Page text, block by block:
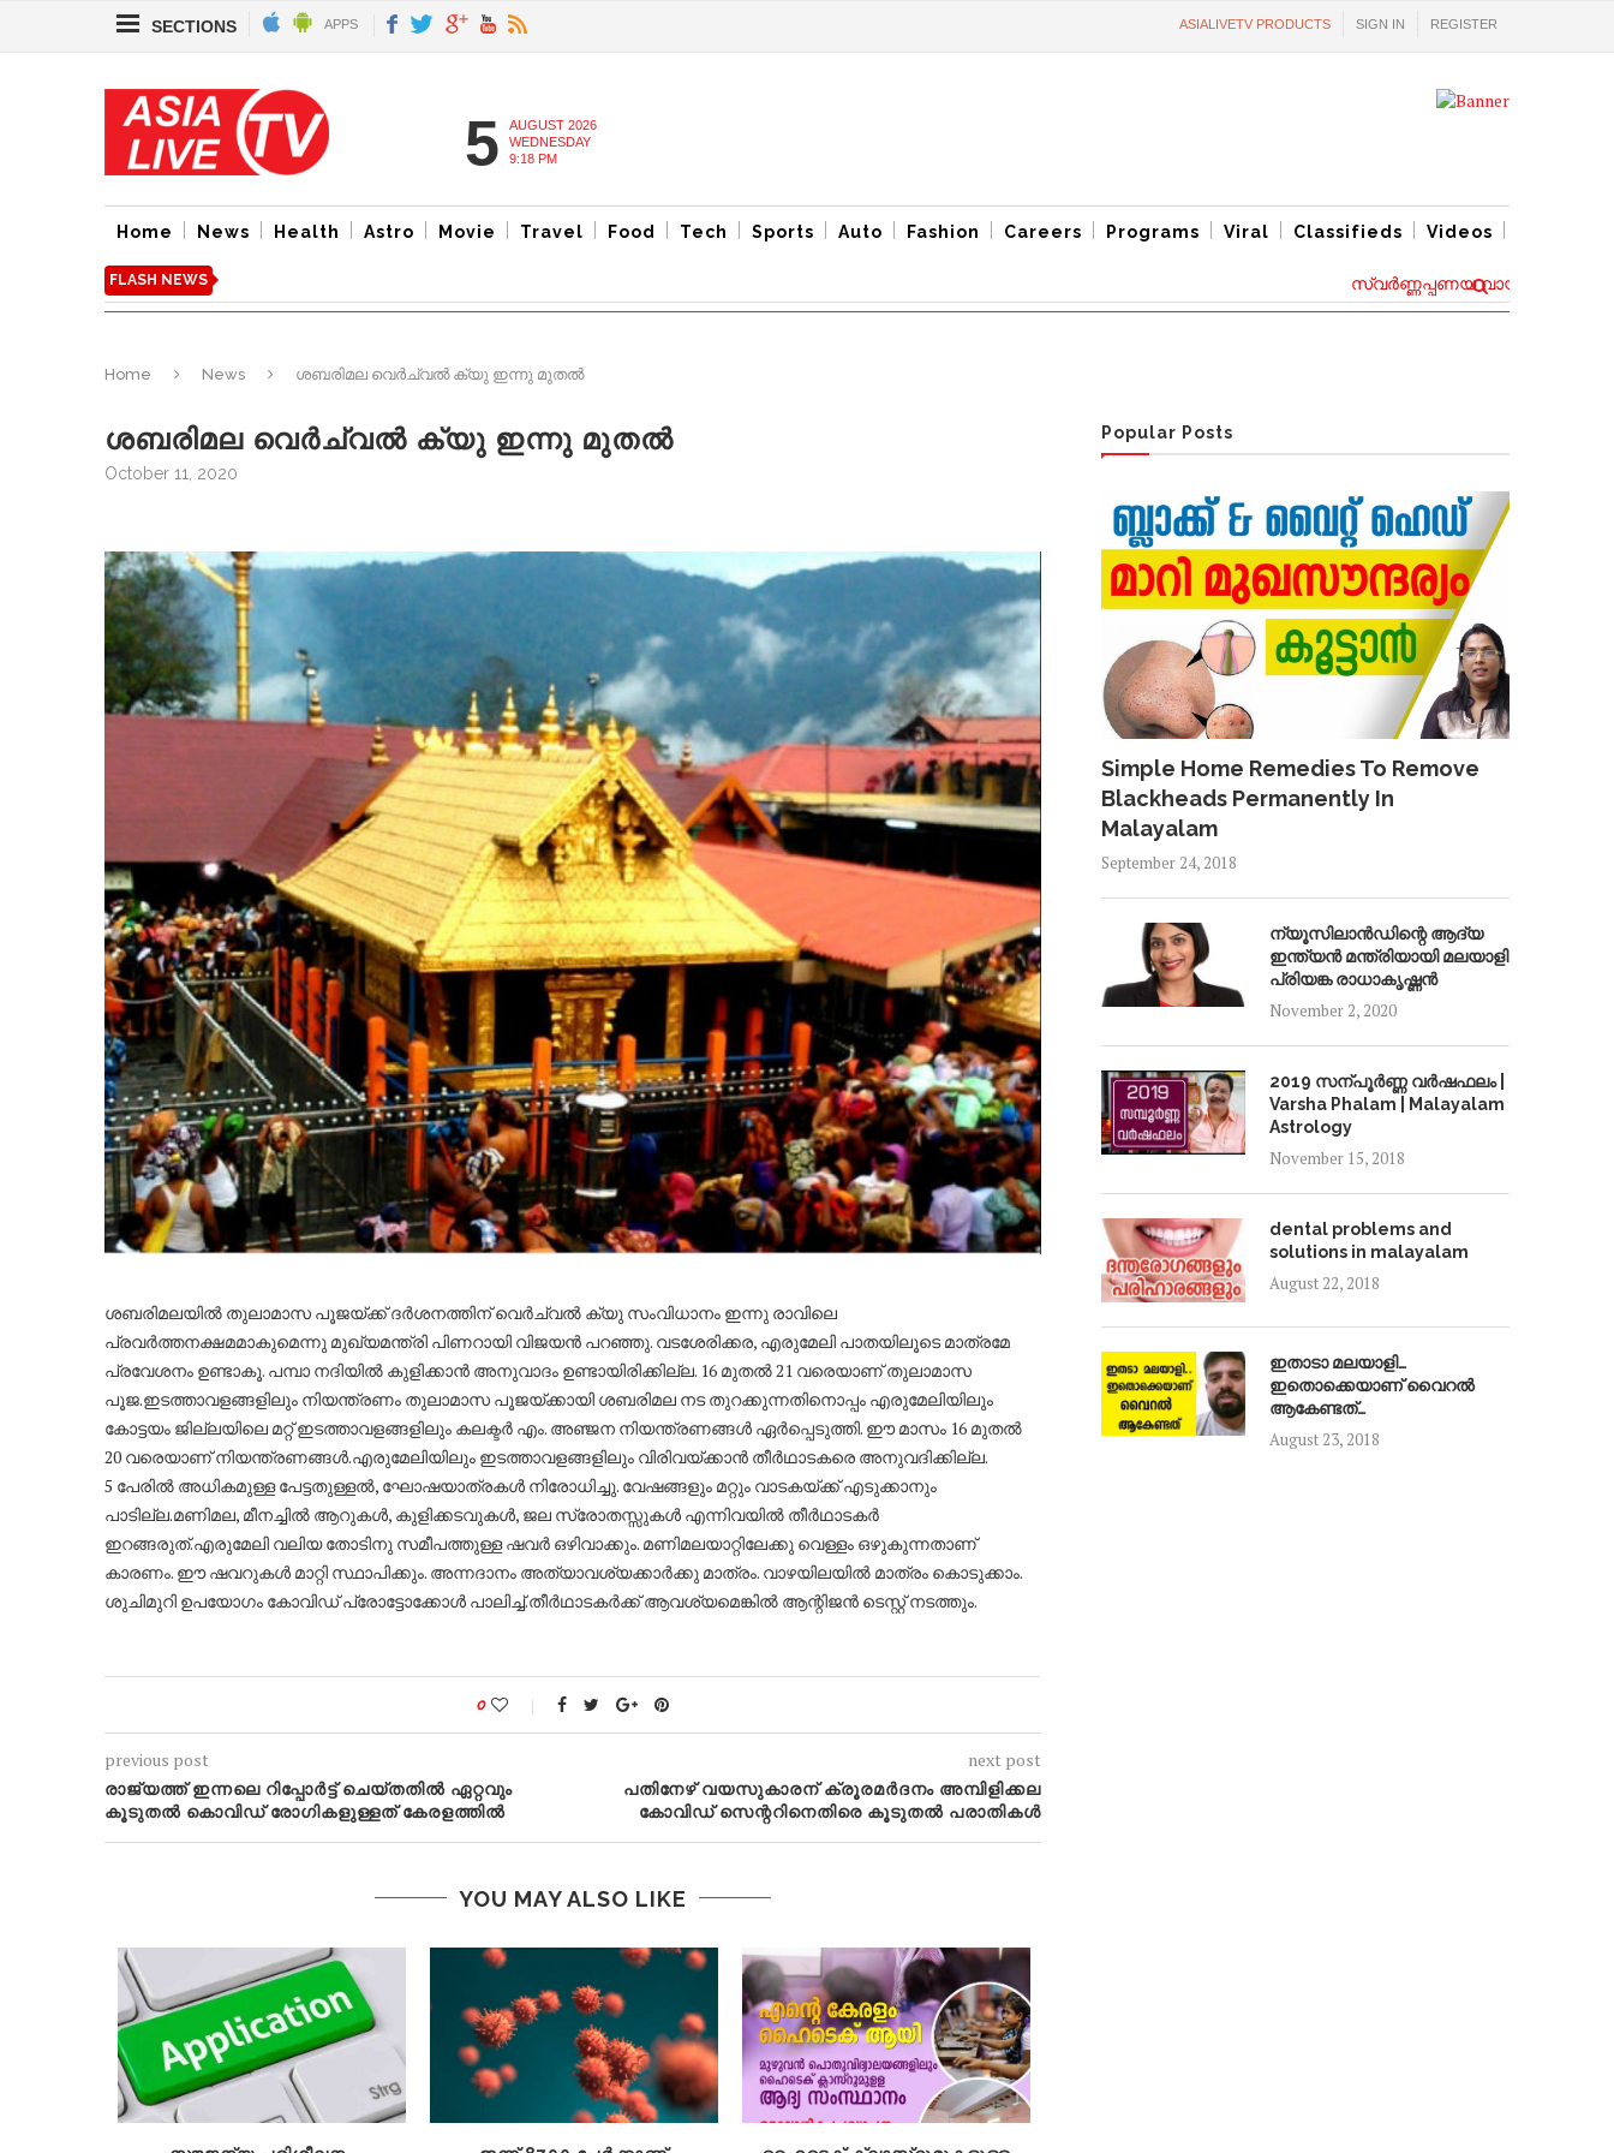
SECTIONS APPS ASIALIVETV PRODUCTS SIGN IN REGISTER
5
AUGUST 2026
WEDNESDAY
9:18 PM
Home News Health Astro Movie Travel Food Tech Sports Auto Fashion Careers Programs Viral Classifieds Videos
FLASH NEWS സ്വര്‍ണ്ണപ്പണയ വായ്പ്പകൾക്ക്
Home News ശബരിമല വെർച്വൽ ക്യു ഇന്നു മുതൽ
ശബരിമല വെർച്വൽ ക്യു ഇന്നു മുതൽ
October 11, 2020
ശബരിമലയിൽ തുലാമാസ പൂജയ്ക്ക് ദർശനത്തിന് വെർച്വൽ ക്യു സംവിധാനം ഇന്നു രാവിലെ
പ്രവർത്തനക്ഷമമാകുമെന്നു മുഖ്യമന്ത്രി പിണറായി വിജയൻ പറഞ്ഞു. വടശേരിക്കര, എരുമേലി പാതയിലൂടെ മാത്രമേ
പ്രവേശനം ഉണ്ടാകൂ. പമ്പാ നദിയിൽ കുളിക്കാൻ അനുവാദം ഉണ്ടായിരിക്കില്ല. 16 മുതൽ 21 വരെയാണ് തുലാമാസ
പൂജ.ഇടത്താവളങ്ങളിലും നിയന്ത്രണം തുലാമാസ പൂജയ്ക്കായി ശബരിമല നട തുറക്കുന്നതിനൊപ്പം എരുമേലിയിലും
കോട്ടയം ജില്ലയിലെ മറ്റ് ഇടത്താവളങ്ങളിലും കലക്ടർ എം. അഞ്ജന നിയന്ത്രണങ്ങൾ ഏർപ്പെടുത്തി. ഈ മാസം 16 മുതൽ
20 വരെയാണ് നിയന്ത്രണങ്ങൾ.എരുമേലിയിലും ഇടത്താവളങ്ങളിലും വിരിവയ്ക്കാൻ തീർഥാടകരെ അനുവദിക്കില്ല.
5 പേരിൽ അധികമുള്ള പേട്ടതുള്ളൽ, ഘോഷയാത്രകൾ നിരോധിച്ചു. വേഷങ്ങളും മറ്റും വാടകയ്ക്ക് എടുക്കാനും
പാടില്ല.മണിമല, മീനച്ചിൽ ആറുകൾ, കുളിക്കടവുകൾ, ജല സ്രോതസ്സുകൾ എന്നിവയിൽ തീർഥാടകർ
ഇറങ്ങരുത്.എരുമേലി വലിയ തോടിനു സമീപത്തുള്ള ഷവർ ഒഴിവാക്കും. മണിമലയാറ്റിലേക്കു വെള്ളം ഒഴുകുന്നതാണ്
കാരണം. ഈ ഷവറുകൾ മാറ്റി സ്ഥാപിക്കും. അന്നദാനം അത്യാവശ്യക്കാർക്കു മാത്രം. വാഴയിലയിൽ മാത്രം കൊടുക്കാം.
ശുചിമുറി ഉപയോഗം കോവിഡ് പ്രോട്ടോക്കോൾ പാലിച്ച്.തീർഥാടകർക്ക് ആവശ്യമെങ്കിൽ ആന്റിജൻ ടെസ്റ്റ് നടത്തും.
0
previous post
രാജ്യത്ത് ഇന്നലെ റിപ്പോർട്ട് ചെയ്തതിൽ ഏറ്റവും
കൂടുതൽ കൊവിഡ് രോ​ഗികളുള്ളത് കേരളത്തിൽ
next post
പതിനേഴ് വയസുകാരന് ക്രൂരമർദനം അമ്പിളിക്കല
കോവിഡ് സെന്ററിനെതിരെ കൂടുതല്‍ പരാതികള്‍
YOU MAY ALSO LIKE
Popular Posts
Simple Home Remedies To Remove
Blackheads Permanently In
Malayalam
September 24, 2018
ന്യൂസിലാൻഡിന്റെ ആദ്യ
ഇന്ത്യൻ മന്ത്രിയായി മലയാളി
പ്രിയങ്ക രാധാകൃഷ്ണൻ
November 2, 2020
2019 സന്പൂർണ്ണ വർഷഫലം |
Varsha Phalam | Malayalam
Astrology
November 15, 2018
dental problems and
solutions in malayalam
August 22, 2018
ഇതാടാ മലയാളി…
ഇതൊക്കെയാണ് വൈറൽ
ആകേണ്ടത്…
August 23, 2018